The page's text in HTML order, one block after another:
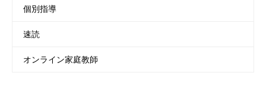
個別指導
速読
オンライン家庭教師